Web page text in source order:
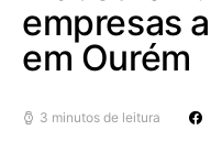
empresas
em Ourém
3 minutos de leitura